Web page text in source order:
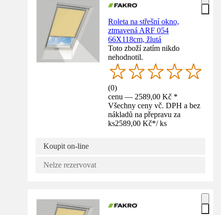
Roleta na střešní okno,
ztmavená ARF 054
66X118cm, žlutá
Toto zboží zatím nikdo
nehodnotil.
(0)
cenu — 2589,00 Kč *
Všechny ceny vč. DPH a bez
nákladů na přepravu za
ks2589,00 Kč*/ ks
Koupit on-line
Nelze rezervovat